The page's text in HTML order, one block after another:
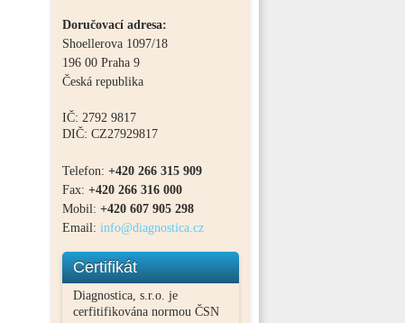
Doručovací adresa:
Shoellerova 1097/18
196 00 Praha 9
Česká republika
IČ: 2792 9817
DIČ: CZ27929817
Telefon: +420 266 315 909
Fax: +420 266 316 000
Mobil: +420 607 905 298
Email: info@diagnostica.cz
Certifikát
Diagnostica, s.r.o. je
cerfitifikována normou ČSN